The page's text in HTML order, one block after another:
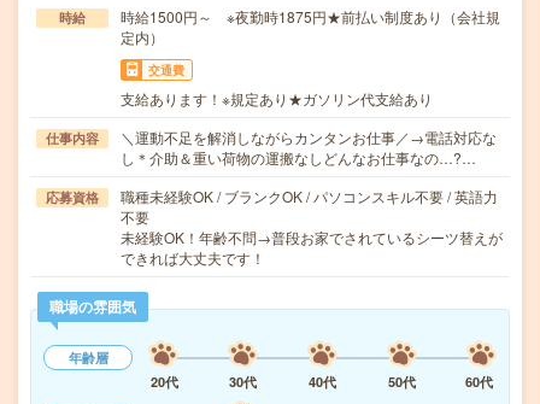
時給
時給1500円～ ※夜勤時1875円★前払い制度あり（会社規
定内）
交通費
支給あります！※規定あり★ガソリン代支給あり
仕事内容
＼運動不足を解消しながらカンタンお仕事／→電話対応な
し＊介助＆重い荷物の運搬なしどんなお仕事なの…?…
応募資格
職種未経験OK / ブランクOK / パソコンスキル不要 / 英語力
不要
未経験OK！年齢不問→普段お家でされているシーツ替えが
できれば大丈夫です！
職場の雰囲気
年齢層
20代
30代 40代 50代
60代